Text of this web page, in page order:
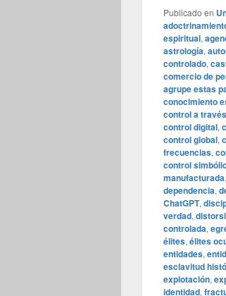
Publicado en
espiritual,
astrología,
controlado,
comercio de
agrupe estas
conocimiento
control a
control digital,
control global,
frecuencias,
control
manufacturada,
dependencia,
ChatGPT,
verdad,
controlada,
élites, élites
entidades,
esclavitud
explotación,
identidad,